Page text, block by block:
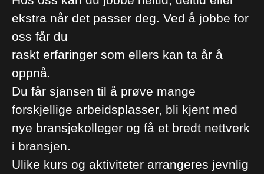
ekstra når det passer deg. Ved å jobbe for
oss får du
raskt erfaringer som ellers kan ta år å
oppnå.
Du får sjansen til å prøve mange
forskjellige arbeidsplasser, bli kjent med
nye bransjekolleger og få et bredt nettverk
i bransjen.
Ulike kurs og aktiviteter arrangeres jevnlig